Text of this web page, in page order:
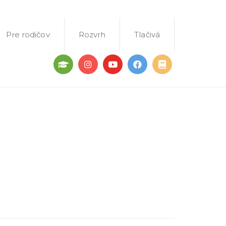
Pre rodičov Rozvrh Tlačivá